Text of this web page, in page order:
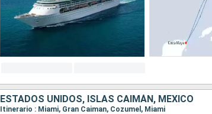
ESTADOS UNIDOS, ISLAS CAIMÁN, MÉXICO
Itinerario : Miami, Gran Caiman, Cozumel, Miami